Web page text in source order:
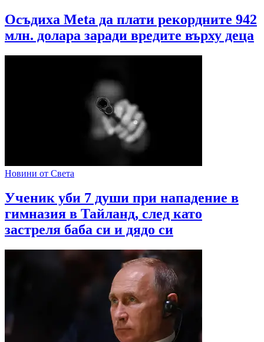
Осъдиха Meta да плати рекордните 942
млн. долара заради вредите върху деца
Новини от Света
Ученик уби 7 души при нападение в
гимназия в Тайланд, след като
застреля баба си и дядо си